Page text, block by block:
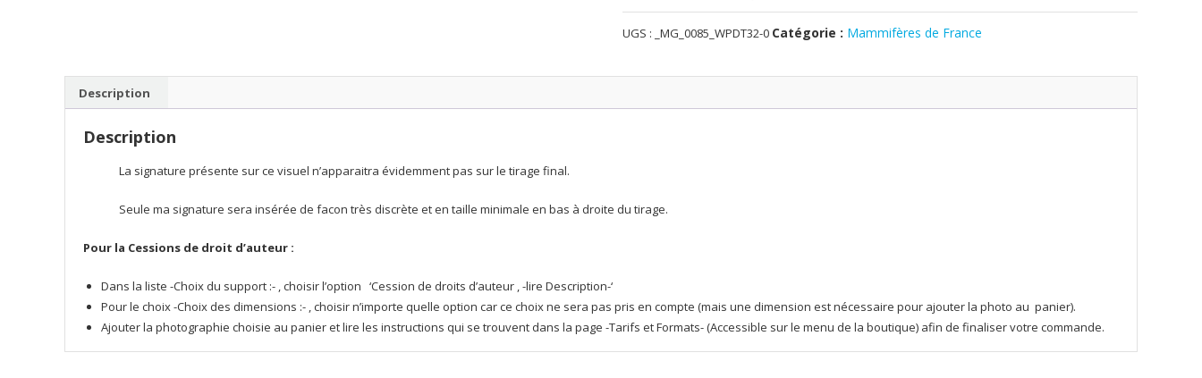
du
cerf
ombres
UGS : _MG_0085_WPDT32-0 Catégorie : Mammifères de France
Description
Description
La signature présente sur ce visuel n’apparaitra évidemment pas sur le tirage final.
Seule ma signature sera insérée de facon très discrète et en taille minimale en bas à droite du tirage.
Pour la Cessions de droit d’auteur :
Dans la liste -Choix du support :- , choisir l’option ‘Cession de droits d’auteur , -lire Description-‘
Pour le choix -Choix des dimensions :- , choisir n’importe quelle option car ce choix ne sera pas pris en compte (mais une dimension est nécessaire pour ajouter la photo au panier).
Ajouter la photographie choisie au panier et lire les instructions qui se trouvent dans la page -Tarifs et Formats- (Accessible sur le menu de la boutique) afin de finaliser votre commande.